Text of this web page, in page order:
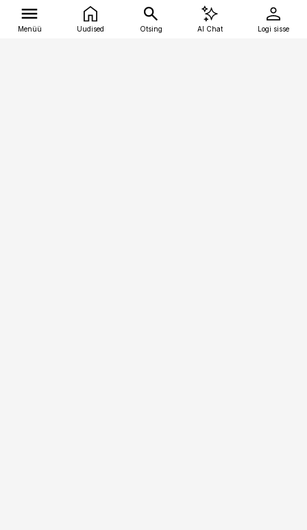
Menüü Uudised Otsing AI Chat Logi sisse